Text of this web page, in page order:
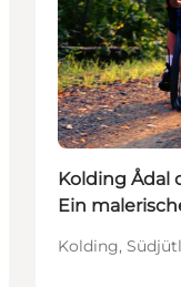
Kolding Ådal
Ein
Kolding,